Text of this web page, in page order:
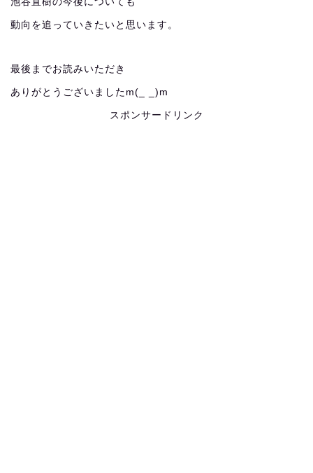
動向を追っていきたいと思います。
最後までお読みいただき
ありがとうございましたm(_ _)m
スポンサードリンク